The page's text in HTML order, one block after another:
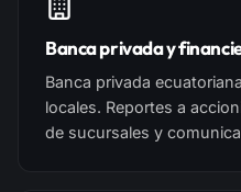
Banca privada y
Banca privada
locales. Reportes a
de sucursales y